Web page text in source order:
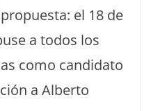
el 18 de
a todos los
como candidato
a Alberto